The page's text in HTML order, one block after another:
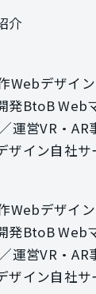
介
Webデザイン
Webデザイン
発
発
BtoB Web
BtoB Web
運営
運営
VR・AR
VR・AR
ザイン
イン
自社サ
Webデザイン
Webデザイン
発
発
BtoB Web
BtoB Web
運営
運営
VR・AR
VR・AR
ザイン自社サ